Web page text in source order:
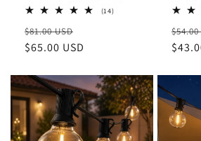
(14)14
정
가
$81.00 USD
인
$65.00 USD
정
가
$54.00